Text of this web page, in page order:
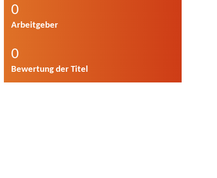
0
Arbeitgeber
0
Bewertung der Titel